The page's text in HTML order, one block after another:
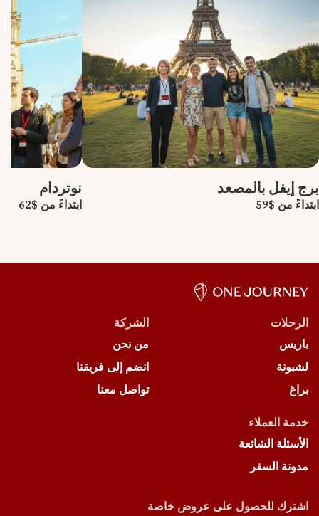
برج إيفل بالمصعد
ابتداءً من $59
نوتردام
ابتداءً من $62
الرحلات
باريس
لشبونة
براغ
الشركة
من نحن
انضم إلى فريقنا
تواصل معنا
خدمة العملاء
الأسئلة الشائعة
مدونة السفر
اشترك للحصول على عروض خاصة